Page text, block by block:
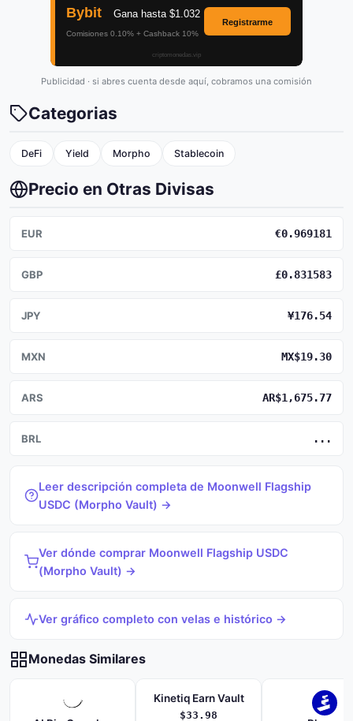
Publicidad · si abres cuenta desde aquí, cobramos una comisión
Categorias
DeFi Yield Morpho Stablecoin
Precio en Otras Divisas
EUR €0.969181
GBP £0.831583
JPY ¥176.54
MXN MX$19.30
ARS AR$1,675.77
BRL ...
Leer descripción completa de Moonwell Flagship
USDC (Morpho Vault) →
Ver dónde comprar Moonwell Flagship USDC
(Morpho Vault) →
Ver gráfico completo con velas e histórico →
Monedas Similares
Kinetiq Earn Vault
$33.98